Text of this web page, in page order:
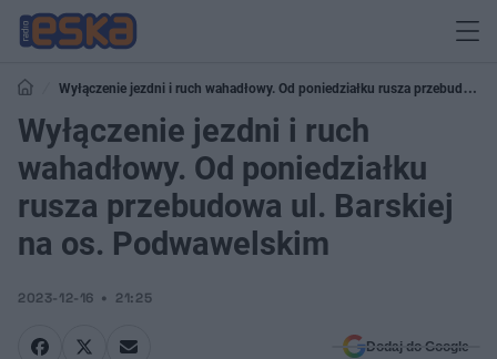
Wyłączenie jezdni i ruch wahadłowy. Od poniedziałku rusza przebudowa
ul. Barskiej na os. Podwawelskim
Wyłączenie jezdni i ruch
wahadłowy. Od poniedziałku
rusza przebudowa ul. Barskiej
na os. Podwawelskim
2023-12-16 21:25
Dodaj do Google